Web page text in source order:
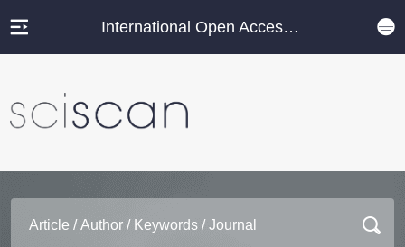
International Open Access Journal Platform